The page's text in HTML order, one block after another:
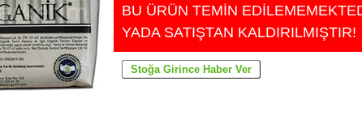
BU ÜRÜN TEMİN
YADA SATIŞTAN KALDIRILMIŞTIR!